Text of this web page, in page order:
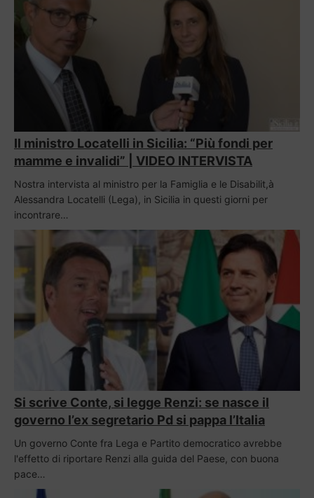
Il ministro Locatelli in Sicilia: “Più fondi per
mamme e invalidi” | VIDEO INTERVISTA
Nostra intervista al ministro per la Famiglia e le Disabilit,à
Alessandra Locatelli (Lega), in Sicilia in questi giorni per
incontrare…
Si scrive Conte, si legge Renzi: se nasce il
governo l’ex segretario Pd si pappa l’Italia
Un governo Conte fra Lega e Partito democratico avrebbe
l'effetto di riportare Renzi alla guida del Paese, con buona
pace…